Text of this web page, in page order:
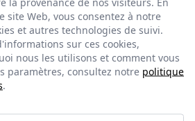
site Web, vous consentez à notre
et autres technologies de suivi.
sur ces cookies,
nous les utilisons et comment vous
paramètres, consultez notre politique
.